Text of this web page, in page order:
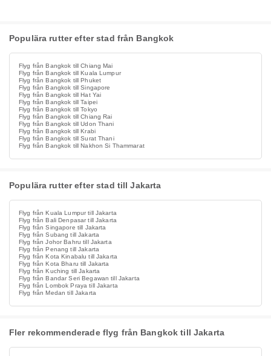
Populära rutter efter stad från Bangkok
Flyg från Bangkok till Chiang Mai
Flyg från Bangkok till Kuala Lumpur
Flyg från Bangkok till Phuket
Flyg från Bangkok till Singapore
Flyg från Bangkok till Hat Yai
Flyg från Bangkok till Taipei
Flyg från Bangkok till Tokyo
Flyg från Bangkok till Chiang Rai
Flyg från Bangkok till Udon Thani
Flyg från Bangkok till Krabi
Flyg från Bangkok till Surat Thani
Flyg från Bangkok till Nakhon Si Thammarat
Populära rutter efter stad till Jakarta
Flyg från Kuala Lumpur till Jakarta
Flyg från Bali Denpasar till Jakarta
Flyg från Singapore till Jakarta
Flyg från Subang till Jakarta
Flyg från Johor Bahru till Jakarta
Flyg från Penang till Jakarta
Flyg från Kota Kinabalu till Jakarta
Flyg från Kota Bharu till Jakarta
Flyg från Kuching till Jakarta
Flyg från Bandar Seri Begawan till Jakarta
Flyg från Lombok Praya till Jakarta
Flyg från Medan till Jakarta
Fler rekommenderade flyg från Bangkok till Jakarta